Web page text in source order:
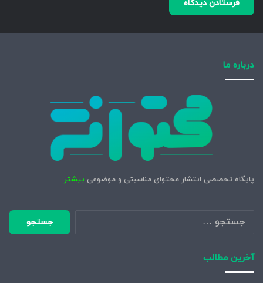
درباره ما
پایگاه تخصصی انتشار محتوای مناسبتی و موضوعی بیشتر
جستجو
برای:
آخرین مطالب